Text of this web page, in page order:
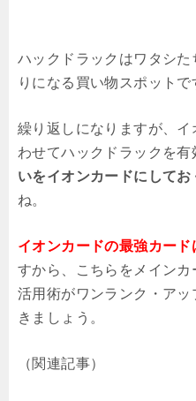
ハックドラックはワタシ
りになる買い物スポットで
繰り返しになりますが、
わせてハックドラックを有
いをイオンカードにしてお
ね。
イオンカードの最強カー
すから、こちらをメインカ
活用術がワンランク・ア
きましょう。
（関連記事）